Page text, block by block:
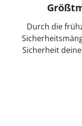
Durch die
Sicherheit